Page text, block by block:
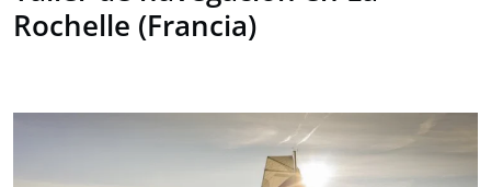
Rochelle (Francia)